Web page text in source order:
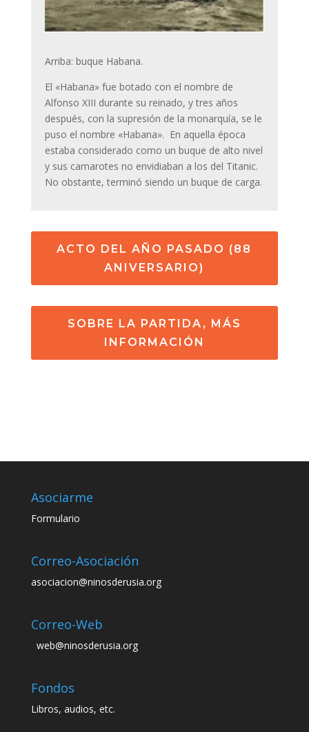
Arriba: buque Habana.
El «Habana» fue botado con el nombre de
Alfonso XIII durante su reinado, y tres años
después, con la supresión de la monarquía, se le
puso el nombre «Habana». En aquella época
estaba considerado como un buque de alto nivel
y sus camarotes no envidiaban a los del Titanic.
No obstante, terminó siendo un buque de carga.
ACTO DEL AÑO PASADO (88
ANIVERSARIO)
SOBRE LA PARTIDA, MÁS
INFORMACIÓN
Asociarme
Formulario
Correo-Asociación
asociacion@ninosderusia.org
Correo-Web
web@ninosderusia.org
Fondos
Libros, audios, etc.